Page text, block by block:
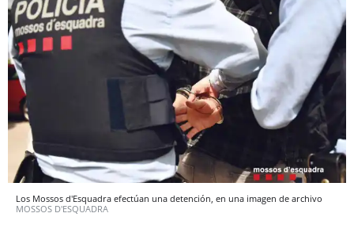
Los Mossos d'Esquadra efectúan una detención, en una imagen de archivo
MOSSOS D'ESQUADRA